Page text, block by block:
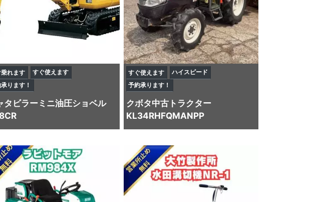
れます
すぐ使えます
ります！
タビラーミニ油圧ショベル
すぐ使えます
ハイスピード
予約承ります！
クボタ中古トラクター
KL34RHFQMANPP